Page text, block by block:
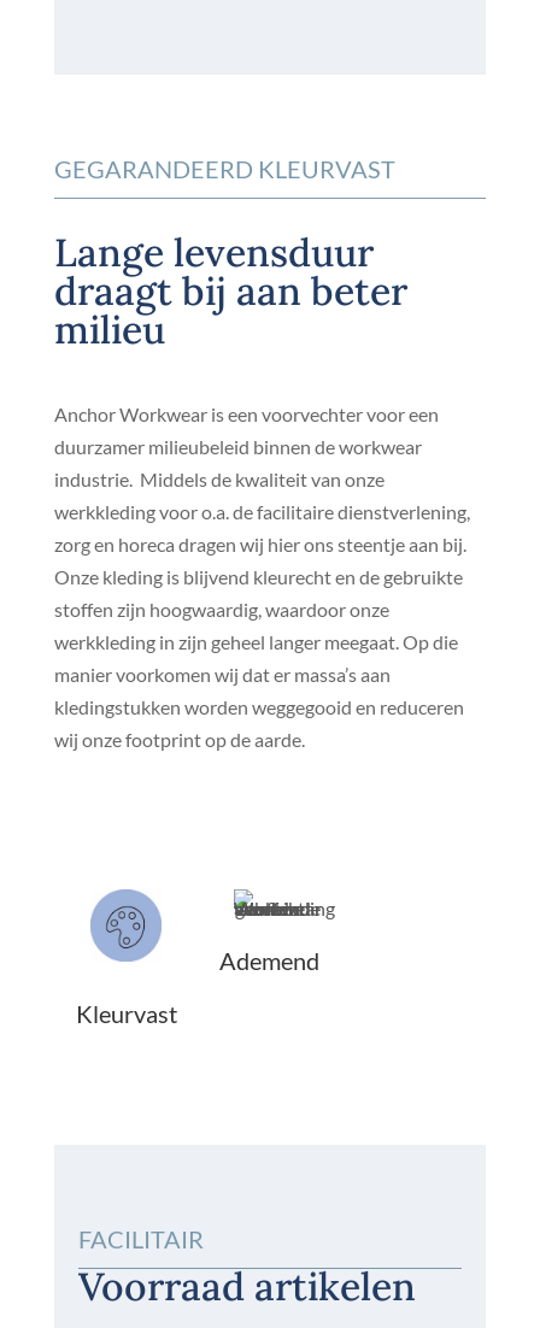
GEGARANDEERD KLEURVAST
Lange levensduur
draagt bij aan beter
milieu
Anchor Workwear is een voorvechter voor een
duurzamer milieubeleid binnen de workwear
industrie. Middels de kwaliteit van onze
werkkleding voor o.a. de facilitaire dienstverlening,
zorg en horeca dragen wij hier ons steentje aan bij.
Onze kleding is blijvend kleurecht en de gebruikte
stoffen zijn hoogwaardig, waardoor onze
werkkleding in zijn geheel langer meegaat. Op die
manier voorkomen wij dat er massa’s aan
kledingstukken worden weggegooid en reduceren
wij onze footprint op de aarde.
Kleurvast
Ademend
FACILITAIR
Voorraad artikelen